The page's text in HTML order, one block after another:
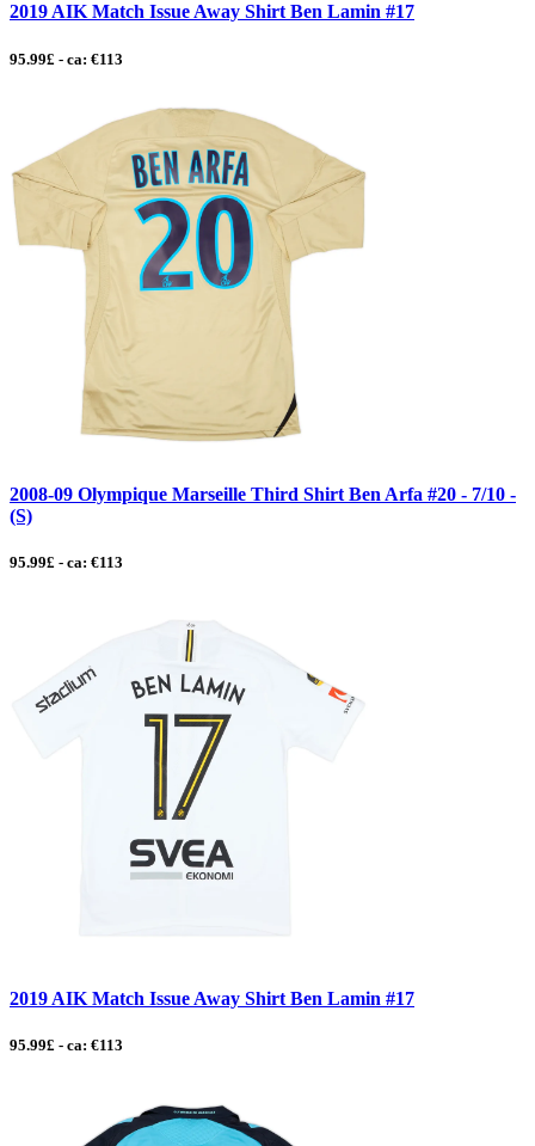
2019 AIK Match Issue Away Shirt Ben Lamin #17
95.99£ - ca: €113
2008-09 Olympique Marseille Third Shirt Ben Arfa #20 - 7/10 -
(S)
95.99£ - ca: €113
2019 AIK Match Issue Away Shirt Ben Lamin #17
95.99£ - ca: €113